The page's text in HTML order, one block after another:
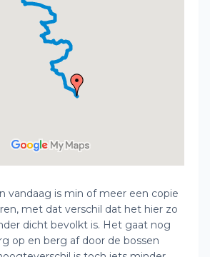
vandaag is min of meer een copie
met dat verschil dat het hier zo
dicht bevolkt is. Het gaat nog
op en berg af door de bossen